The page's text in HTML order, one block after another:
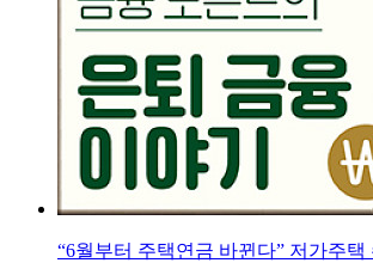
“6월부터 주택연금 바뀐다” 저가주택